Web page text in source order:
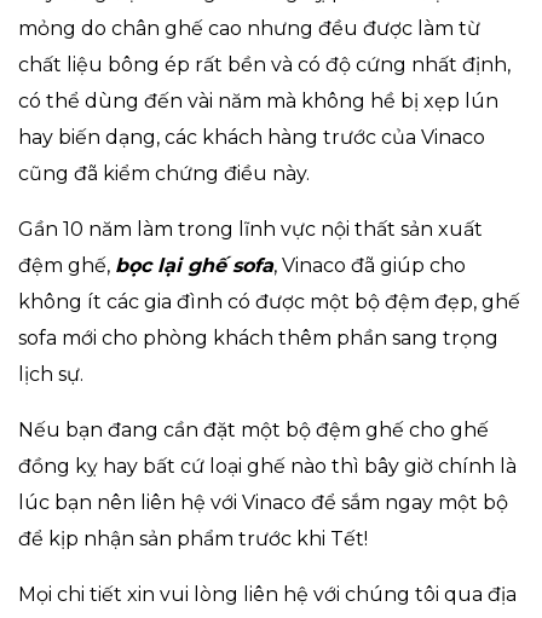
mỏng do chân ghế cao nhưng đều được làm từ
chất liệu bông ép rất bền và có độ cứng nhất định,
có thể dùng đến vài năm mà không hề bị xẹp lún
hay biến dạng, các khách hàng trước của Vinaco
cũng đã kiểm chứng điều này.
Gần 10 năm làm trong lĩnh vực nội thất sản xuất
đệm ghế, bọc lại ghế sofa, Vinaco đã giúp cho
không ít các gia đình có được một bộ đệm đẹp, ghế
sofa mới cho phòng khách thêm phần sang trọng
lịch sự.
Nếu bạn đang cần đặt một bộ đệm ghế cho ghế
đồng kỵ hay bất cứ loại ghế nào thì bây giờ chính là
lúc bạn nên liên hệ với Vinaco để sắm ngay một bộ
để kịp nhận sản phẩm trước khi Tết!
Mọi chi tiết xin vui lòng liên hệ với chúng tôi qua địa